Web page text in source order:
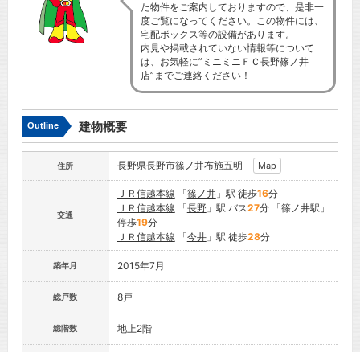
た物件をご案内しておりますので、是非一
度ご覧になってください。この物件には、
宅配ボックス等の設備があります。
内見や掲載されていない情報等について
は、お気軽に”ミニミニＦＣ長野篠ノ井
店”までご連絡ください！
Outline 建物概要
住所 長野県長野市篠ノ井布施五明 Map
交通
ＪＲ信越本線 「篠ノ井」駅 徒歩16分
ＪＲ信越本線 「長野」駅 バス27分 「篠ノ井駅」
停歩19分
ＪＲ信越本線 「今井」駅 徒歩28分
築年月 2015年7月
総戸数 8戸
総階数 地上2階